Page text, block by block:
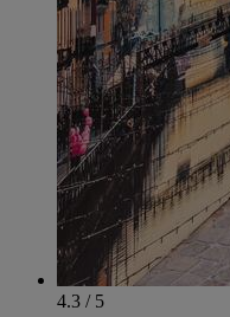
4.3 / 5